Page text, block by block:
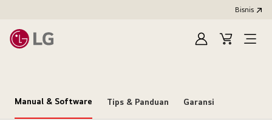
Bisnis
MasukKeranjang
Open
Manual & Software Tips & Panduan Garansi